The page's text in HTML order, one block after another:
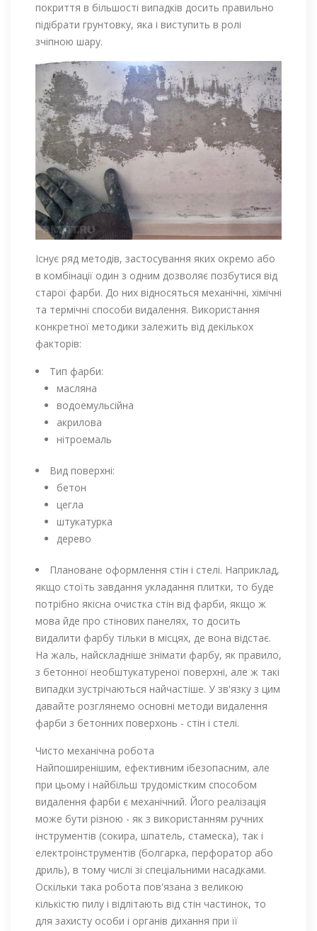
покриття в більшості випадків досить правильно
підібрати грунтовку, яка і виступить в ролі
зчіпною шару.
Існує ряд методів, застосування яких окремо або
в комбінації один з одним дозволяє позбутися від
старої фарби. До них відносяться механічні, хімічні
та термічні способи видалення. Використання
конкретної методики залежить від декількох
факторів:
Тип фарби:
масляна
водоемульсійна
акрилова
нітроемаль
Вид поверхні:
бетон
цегла
штукатурка
дерево
Плановане оформлення стін і стелі. Наприклад,
якщо стоїть завдання укладання плитки, то буде
потрібно якісна очистка стін від фарби, якщо ж
мова йде про стінових панелях, то досить
видалити фарбу тільки в місцях, де вона відстає.
На жаль, найскладніше знімати фарбу, як правило,
з бетонної необштукатуреної поверхні, але ж такі
випадки зустрічаються найчастіше. У зв'язку з цим
давайте розглянемо основні методи видалення
фарби з бетонних поверхонь - стін і стелі.
Чисто механічна робота
Найпоширенішим, ефективним ібезопасним, але
при цьому і найбільш трудомістким способом
видалення фарби є механічний. Його реалізація
може бути різною - як з використанням ручних
інструментів (сокира, шпатель, стамеска), так і
електроінструментів (болгарка, перфоратор або
дриль), в тому числі зі спеціальними насадками.
Оскільки така робота пов'язана з великою
кількістю пилу і відлітають від стін частинок, то
для захисту особи і органів дихання при її